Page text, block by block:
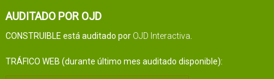
AUDITADO POR OJD
CONSTRUIBLE está auditado por OJD Interactiva.
TRÁFICO WEB (durante último mes auditado disponible):